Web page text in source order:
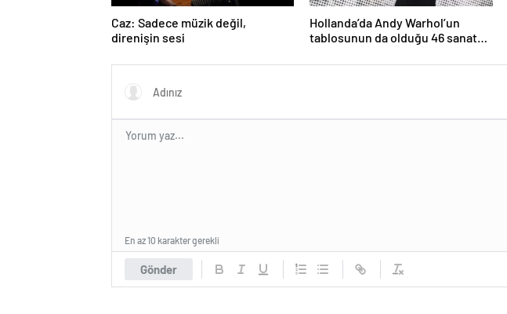
Caz: Sadece müzik değil,
direnişin sesi
Hollanda’da Andy Warhol’un
tablosunun da olduğu 46 sanat
Gönder
En az 10 karakter gerekli